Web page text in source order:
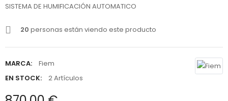
SISTEMA DE HUMIFICACIÓN AUTOMATICO
20 personas están viendo este producto
MARCA:
Fiem
EN STOCK:
2 Artículos